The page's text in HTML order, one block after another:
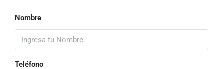
Nombre
Teléfono